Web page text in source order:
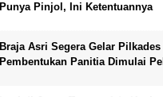
Punya Pinjol, Ini Ketentuannya
Braja Asri Segera Gelar Pilkades
Pembentukan Panitia Dimulai